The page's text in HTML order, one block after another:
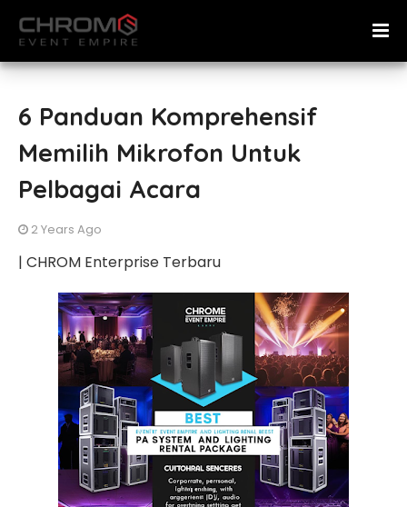
6 Panduan Komprehensif
Memilih Mikrofon Untuk
Pelbagai Acara
2 Years Ago
| CHROM Enterprise Terbaru